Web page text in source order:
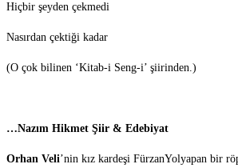
Hiçbir şeyden çekmedi
Nasırdan çektiği kadar
(O çok bilinen ‘Kitab-i Seng-i’ şiirinden.)
…Nazım Hikmet Şiir & Edebiyat
Orhan Veli’nin kız kardeşi FürzanYolyapan bir